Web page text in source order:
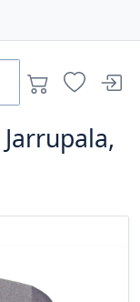
Jarrupala,